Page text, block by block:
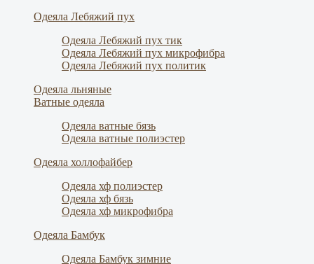
Одеяла Лебяжий пух
Одеяла Лебяжий пух тик
Одеяла Лебяжий пух микрофибра
Одеяла Лебяжий пух политик
Одеяла льняные
Ватные одеяла
Одеяла ватные бязь
Одеяла ватные полиэстер
Одеяла холлофайбер
Одеяла хф полиэстер
Одеяла хф бязь
Одеяла хф микрофибра
Одеяла Бамбук
Одеяла Бамбук зимние